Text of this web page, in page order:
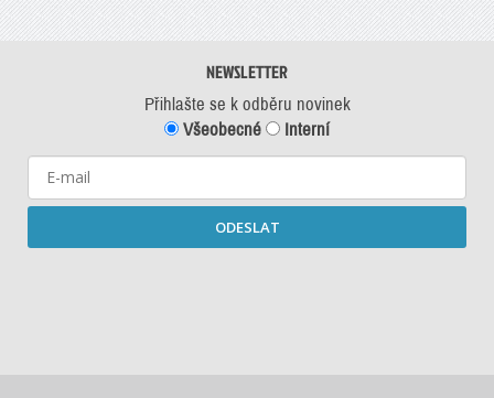
NEWSLETTER
Přihlašte se k odběru novinek
Všeobecné
Interní
ODESLAT